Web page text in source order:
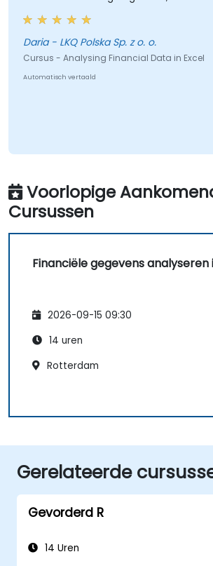
Daria - LKQ Polska Sp. z o. o.
Cursus - Analysing Financial Data in Excel
Automatisch vertaald
Voorlopige
Cursussen
Financiële gegevens analyseren
2026-09-15 09:30
14 uren
Rotterdam
Gerelateerde
Gevorderd R
14 Uren